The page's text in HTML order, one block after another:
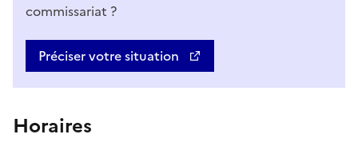
commissariat ?
Préciser votre situation
Horaires